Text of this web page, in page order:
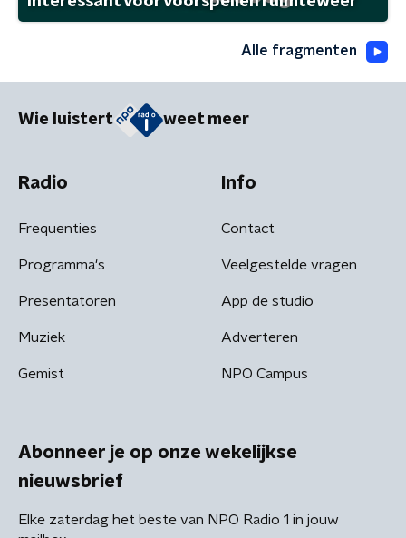
Alle fragmenten
Wie luistert weet meer
Radio
Frequenties
Programma's
Presentatoren
Muziek
Gemist
Info
Contact
Veelgestelde vragen
App de studio
Adverteren
NPO Campus
Abonneer je op onze wekelijkse
nieuwsbrief
Elke zaterdag het beste van NPO Radio 1 in jouw